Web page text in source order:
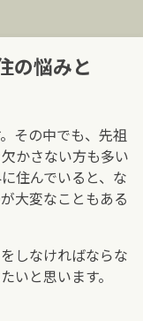
の悩みと
その中でも、先祖
かさない方も多い
住んでいると、な
大変なこともある
しなければならな
いと思います。